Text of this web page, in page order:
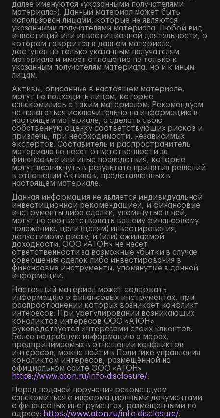
далее именуются «указанными получателями
материала»). Данный материал может быть
использован лицами, которые не являются
указанными получателями материала. Любой вид
инвестиций или инвестиционной деятельности, о
котором говорится в данном материале,
доступен не только указанным получателям
материала и имеет отношение не только к
указанным получателям материала, но и к иным
лицам.
Активы, описанные в настоящем материале,
могут не подходить лицам, которые
ознакомились с таким материалом. Рекомендуем
не полагаться исключительно на информацию в
настоящем материале, а сделать свою
собственную оценку соответствующих рисков и
привлечь, при необходимости, независимых
экспертов. Составитель и распространитель
материала не несет ответственности за
финансовые или иные последствия, которые
могут возникнуть в результате принятия решений
в отношении Активов, представленных в
настоящем материале.
Данная информация не является индивидуальной
инвестиционной рекомендацией, и финансовые
инструменты либо сделки, упомянутые в ней,
могут не соответствовать вашему финансовому
положению, цели (целям) инвестирования,
допустимому риску, и (или) ожидаемой
доходности. ООО «АТОН» не несет
ответственности за возможные убытки в случае
совершения сделок либо инвестирования в
финансовые инструменты, упомянутые в данной
информации.
Настоящий материал может содержать
информацию о финансовых инструментах, при
распространении которых возникает конфликт
интересов. При урегулировании возникающих
конфликтов интересов ООО «АТОН»
руководствуется интересами своих клиентов.
Более подробную информацию о мерах,
предпринимаемых в отношении конфликтов
интересов, можно найти в Политике управления
конфликтом интересов, размещённой на
официальном сайте ООО «АТОН»
https://www.aton.ru/info-disclosure/.
Перед подачей поручения рекомендуем
ознакомиться с информационными документами
о финансовых инструментах, размещенными по
адресу: https://www.aton.ru/info-disclosure/.